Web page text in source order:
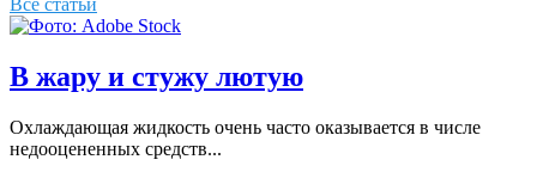
Все статьи
В жару и стужу лютую
Охла­жда­ю­щая жид­кость очень часто ока­зы­ва­ет­ся в чис­ле
недо­оце­нен­ных средств...